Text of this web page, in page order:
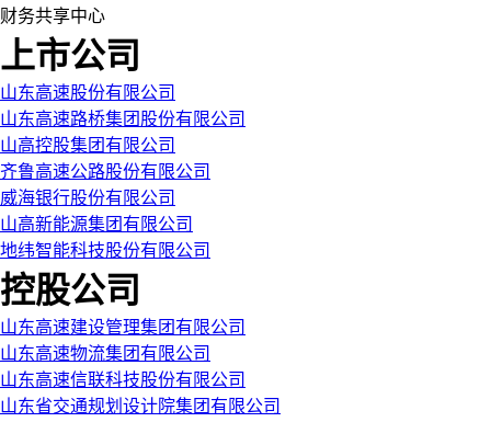
财务共享中心
上市公司
山东高速股份有限公司
山东高速路桥集团股份有限公司
山高控股集团有限公司
齐鲁高速公路股份有限公司
威海银行股份有限公司
山高新能源集团有限公司
地纬智能科技股份有限公司
控股公司
山东高速建设管理集团有限公司
山东高速物流集团有限公司
山东高速信联科技股份有限公司
山东省交通规划设计院集团有限公司